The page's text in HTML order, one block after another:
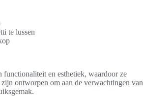
te lussen
functionaliteit en esthetiek, waardoor ze
ontworpen om aan de verwachtingen van